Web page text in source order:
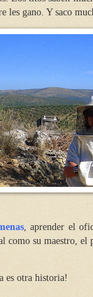
les gano. Y saco
, aprender el
como su maestro, el
es otra historia!